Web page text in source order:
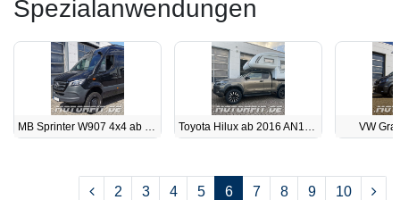
Spezialanwendungen
VW
2 3 4 5 6 7 8 9 10